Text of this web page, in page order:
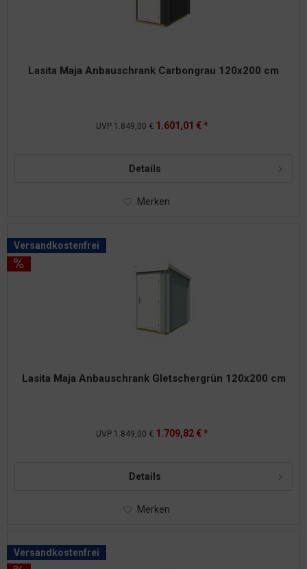
Lasita Maja Anbauschrank Carbongrau 120x200 cm
UVP 1.849,00 € 1.601,01 € *
Details
Merken
Versandkostenfrei
Lasita Maja Anbauschrank Gletschergrün 120x200 cm
UVP 1.849,00 € 1.709,82 € *
Details
Merken
Versandkostenfrei